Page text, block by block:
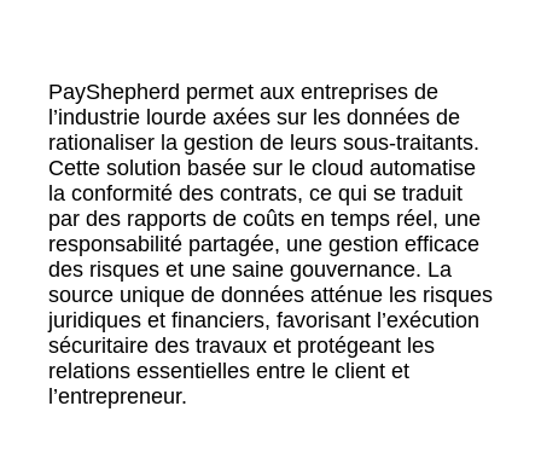
PayShepherd permet aux entreprises de
l’industrie lourde axées sur les données de
rationaliser la gestion de leurs sous-traitants.
Cette solution basée sur le cloud automatise
la conformité des contrats, ce qui se traduit
par des rapports de coûts en temps réel, une
responsabilité partagée, une gestion efficace
des risques et une saine gouvernance. La
source unique de données atténue les risques
juridiques et financiers, favorisant l’exécution
sécuritaire des travaux et protégeant les
relations essentielles entre le client et
l’entrepreneur.